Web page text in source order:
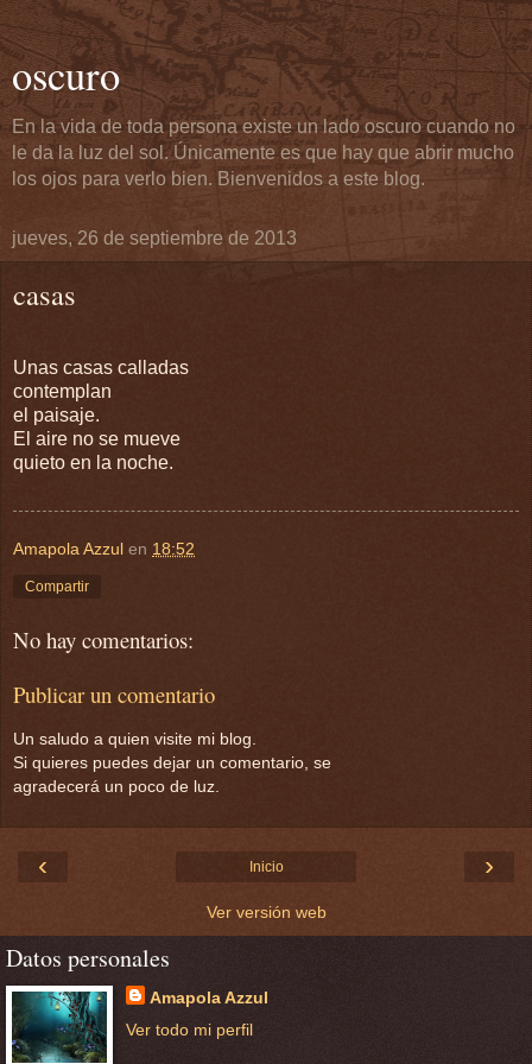
oscuro
En la vida de toda persona existe un lado oscuro cuando no
le da la luz del sol. Únicamente es que hay que abrir mucho
los ojos para verlo bien. Bienvenidos a este blog.
jueves, 26 de septiembre de 2013
casas
Unas casas calladas
contemplan
el paisaje.
El aire no se mueve
quieto en la noche.
Amapola Azzul en 18:52
Compartir
No hay comentarios:
Publicar un comentario
Un saludo a quien visite mi blog.
Si quieres puedes dejar un comentario, se
agradecerá un poco de luz.
‹ ›
Inicio
Ver versión web
Datos personales
Amapola Azzul
Ver todo mi perfil